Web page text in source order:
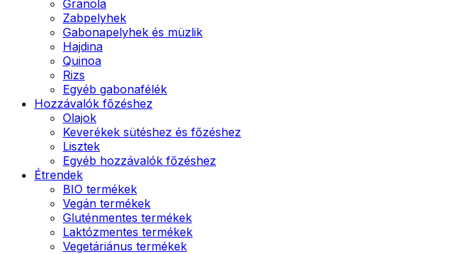
Granola
Zabpelyhek
Gabonapelyhek és müzlik
Hajdina
Quinoa
Rizs
Egyéb gabonafélék
Hozzávalók főzéshez
Olajok
Keverékek sütéshez és főzéshez
Lisztek
Egyéb hozzávalók főzéshez
Étrendek
BIO termékek
Vegán termékek
Gluténmentes termékek
Laktózmentes termékek
Vegetáriánus termékek